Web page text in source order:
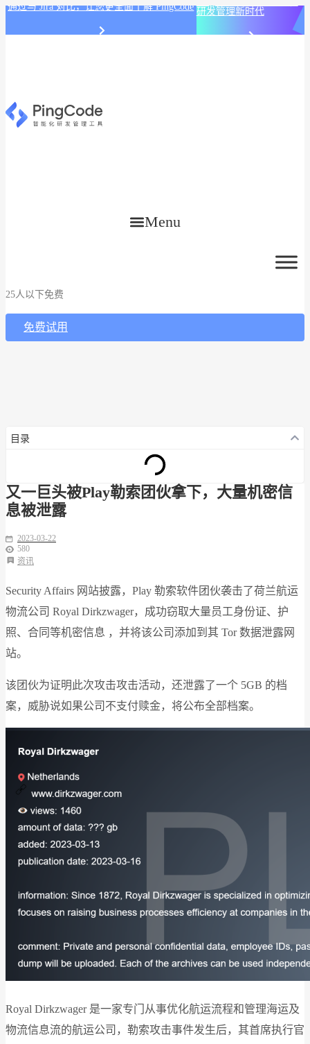
通过与 Jira 对比，让您更全面了解 PingCode 研发管理新时代
Menu
25人以下免费
免费试用
目录
又一巨头被Play勒索团伙拿下，大量机密信
息被泄露
2023-03-22
580
资讯
Security Affairs 网站披露，Play 勒索软件团伙袭击了荷兰航运
物流公司 Royal Dirkzwager，成功窃取大量员工身份证、护
照、合同等机密信息 ，并将该公司添加到其 Tor 数据泄露网
站。
该团伙为证明此次攻击攻击活动，还泄露了一个 5GB 的档
案，威胁说如果公司不支付赎金，将公布全部档案。
Royal Dirkzwager 是一家专门从事优化航运流程和管理海运及
物流信息流的航运公司，勒索攻击事件发生后，其首席执行官